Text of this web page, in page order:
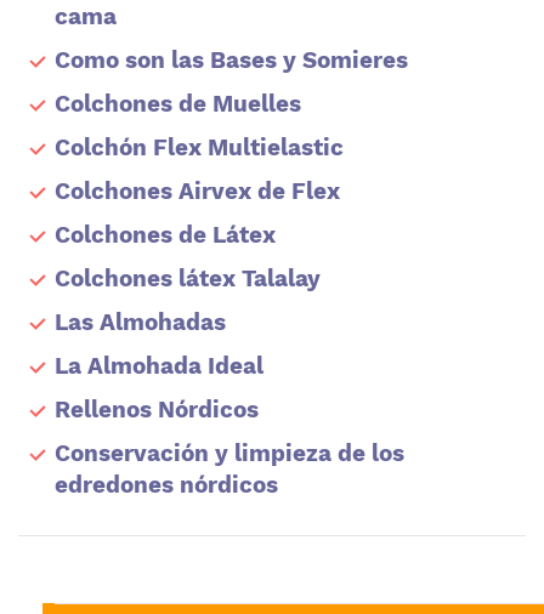
cama
Como son las Bases y Somieres
Colchones de Muelles
Colchón Flex Multielastic
Colchones Airvex de Flex
Colchones de Látex
Colchones látex Talalay
Las Almohadas
La Almohada Ideal
Rellenos Nórdicos
Conservación y limpieza de los
edredones nórdicos